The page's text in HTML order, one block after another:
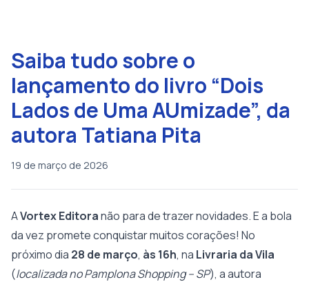
Saiba tudo sobre o
lançamento do livro “Dois
Lados de Uma AUmizade”, da
autora Tatiana Pita
19 de março de 2026
AVortex Editoranão para de trazer novidades. E a bola
da vez promete conquistar muitos corações! No
próximo dia 28 de março, às 16h, na Livraria da Vila
(localizada no Pamplona Shopping – SP), a autora